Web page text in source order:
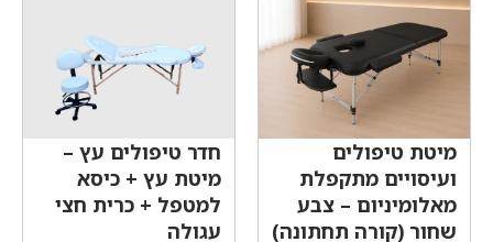
מיטת טיפולים
ועיסויים מתקפלת
מאלומיניום – צבע
שחור (קורה תחתונה)
חדר טיפולים עץ –
מיטת עץ + כיסא
למטפל + כרית חצי
עגולה